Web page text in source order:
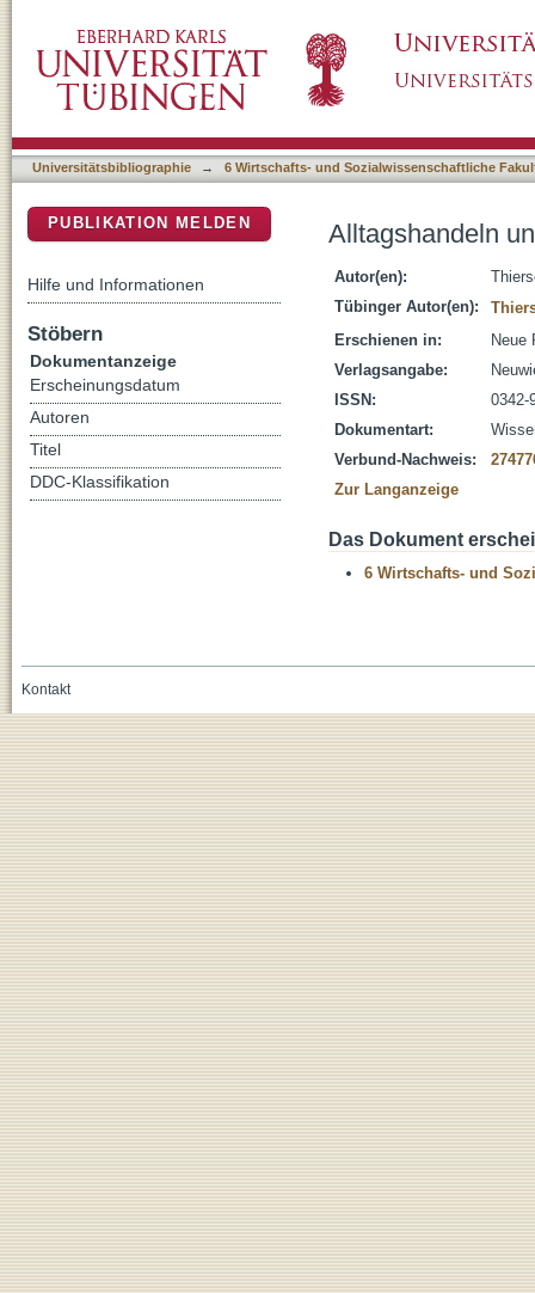
Universitätsbibliographie → 6 Wirtschafts- und Sozialwissenschaftliche
Alltagshandeln
Autor(en):
Tübinger Autor(en):
Erschienen in:
Neue
Verlagsangabe:
ISSN:
0342-
Dokumentart:
Verbund-Nachweis:
Zur Langanzeige
Das Dokument
6 Wirtschafts- und
PUBLIKATION MELDEN
Hilfe und Informationen
Stöbern
Dokumentanzeige
Erscheinungsdatum
Autoren
Titel
DDC-Klassifikation
Kontakt